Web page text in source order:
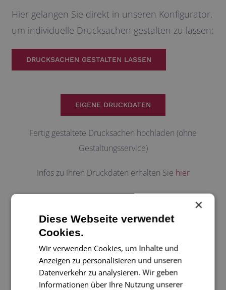
Hier gelangen Sie direkt in unseren Konfigurator,
um individuelle Drucksachen gestalten zu lassen:
DRUCKSACHEN GESTALTEN LASSEN
ZUM SHOP
Grußkarten, Papeterie und
schöne Dinge einkaufen
EIGENE DRUCKDATEN
Fertig gestaltete Drucksachen hochladen (ohne
Gestaltungsservice)
Infos zu Ihren Druckdaten erhalten Sie hier
×
Diese Webseite verwendet
Cookies.
Wir verwenden Cookies, um Inhalte und
Anzeigen zu personalisieren und unseren
Datenverkehr zu analysieren. Wir geben
Informationen über Ihre Nutzung unserer